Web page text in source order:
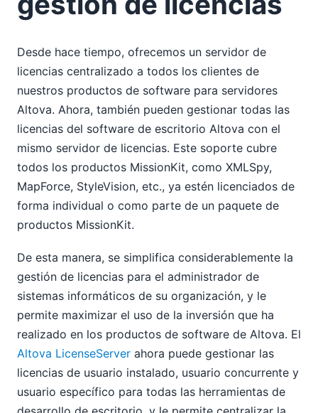
Desde hace tiempo, ofrecemos un servidor de
licencias centralizado a todos los clientes de
nuestros productos de software para servidores
Altova. Ahora, también pueden gestionar todas las
licencias del software de escritorio Altova con el
mismo servidor de licencias. Este soporte cubre
todos los productos MissionKit, como XMLSpy,
MapForce, StyleVision, etc., ya estén licenciados de
forma individual o como parte de un paquete de
productos MissionKit.
De esta manera, se simplifica considerablemente la
gestión de licencias para el administrador de
sistemas informáticos de su organización, y le
permite maximizar el uso de la inversión que ha
realizado en los productos de software de Altova. El
Altova LicenseServer ahora puede gestionar las
licencias de usuario instalado, usuario concurrente y
usuario específico para todas las herramientas de